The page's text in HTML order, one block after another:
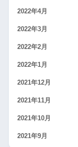
2022年4月
2022年3月
2022年2月
2022年1月
2021年12月
2021年11月
2021年10月
2021年9月